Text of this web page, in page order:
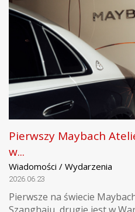
Pierwszy Maybach
w...
Wiadomości / Wydarzenia
2026.06.23
Pierwsze na świecie